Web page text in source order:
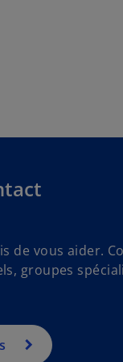
g
de vous aider.
groupes